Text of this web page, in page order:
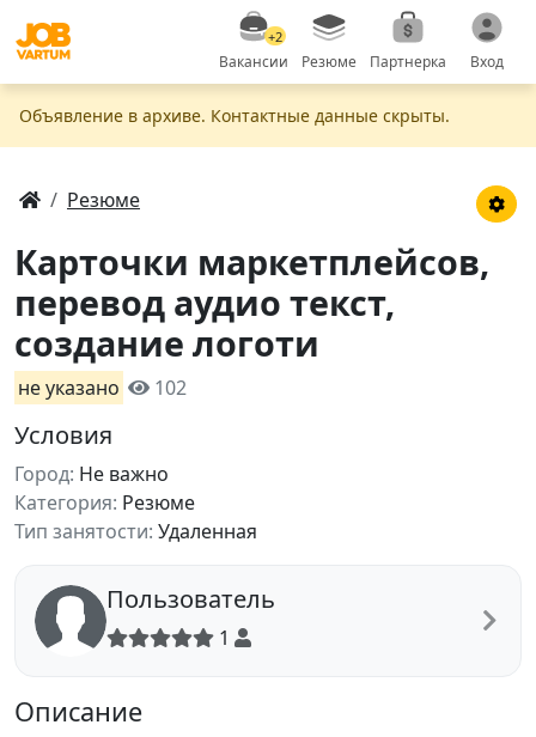
+2
Вакансии Резюме Партнерка Вход
Объявление в apxивe. Контактные данные скрыты.
Резюме
Карточки маркетплейсов,
перевод аудио текст,
создание логоти
не указано 102
Условия
Город: Не важно
Категория: Резюме
Тип занятости: Удаленная
Пользователь
1
Описание